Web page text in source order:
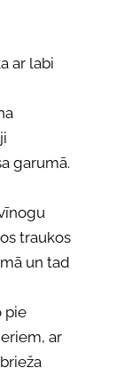
ar labi
garumā.
traukos
un tad
pie
ar